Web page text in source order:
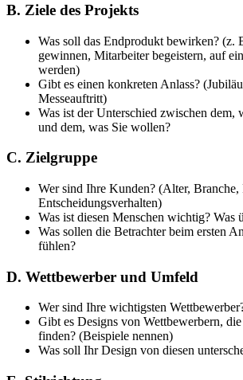
B. Ziele des Projekts
Was soll das Endprodukt bewirken? (z.
gewinnen, Mitarbeiter begeistern, auf
werden)
Gibt es einen konkreten Anlass?
Messeauftritt)
Was ist der Unterschied zwischen dem,
und dem, was Sie wollen?
C. Zielgruppe
Wer sind Ihre Kunden? (Alter, Branche,
Entscheidungsverhalten)
Was ist diesen Menschen wichtig? Was
Was sollen die Betrachter beim ersten
fühlen?
D. Wettbewerber und Umfeld
Wer sind Ihre wichtigsten
Gibt es Designs von Wettbewerbern,
finden? (Beispiele nennen)
Was soll Ihr Design von diesen